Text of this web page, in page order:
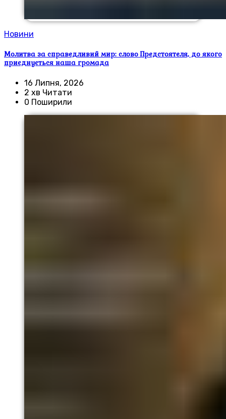
Новини
Молитва за справедливий мир: слово Предстоятеля, до якого
приєднується наша громада
16 Липня, 2026
2 хв Читати
0 Поширили